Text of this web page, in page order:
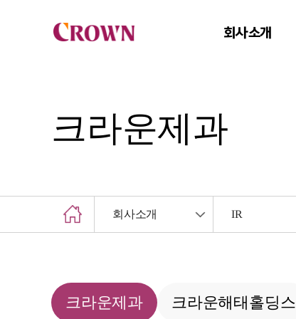
회사소개
크라운제과
회사소개 IR
크라운제과 크라운해태홀딩스